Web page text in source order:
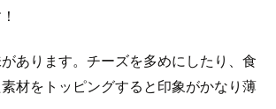
あります。チーズを多めにしたり、食
材をトッピングすると印象がかなり薄